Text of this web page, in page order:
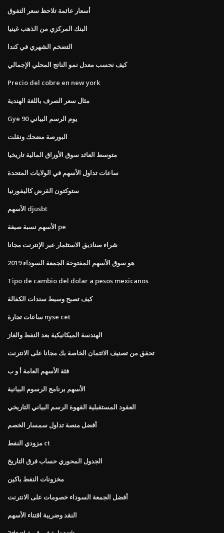
أسعار عائمة تلاحظ سعر التفوق
البنك المركزي من الذهب غينيا
التضخم الشهري في كندا
كيف نحسب معدل نمو الناتج المحلي الإجمالي
Precio del cobre en new york
مثال سعر الصرف باللغة الهندية
Gye 90 يوم الرسم البياني
البورصة مضحك ونقلت
متوسط ​​العائد سوق الأوراق المالية تاريخيا
ساعات تداول الأسهم في الولايات المتحدة
ستوكتون القرض كاليفورنيا
الأسهم djusbt
الأسهم نسبة صيغة pe
شراء صناديق الاستثمار عبر الإنترنت مجانا
هو سوق الأسهم المفتوحة الجمعة السوداء 2019
Tipo de cambio del dolar a pesos mexicanos
كيف تصبح وسيط سندات الكفالة
ساعات تجارة nyse cet
الهندسة الميكانيكية بعد النفط والغاز
تحقق من تصنيف الائتمان الخاصة بك مجانا على الانترنت
فئة الأسهم العامة أ و ب
الأسهم برنامج الرسوم البيانية
العقود المستقبلية القهوة الرسم البياني التاريخي
أفضل منصة تداول سمسار الخصم
مزودي النفط ct
الجدول المحوري حساب فرق التاريخ
مخزونات النفط باكين
أفضل الجمعة السوداء خصومات على الانترنت
النقد وضريبة اقتناء الأسهم